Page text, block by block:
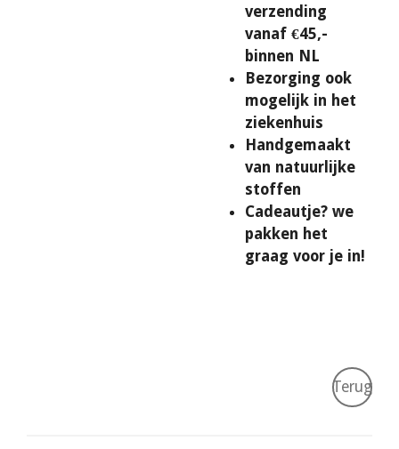
verzending
vanaf €45,-
binnen NL
Bezorging ook
mogelijk in het
ziekenhuis
Handgemaakt
van natuurlijke
stoffen
Cadeautje? we
pakken het
graag voor je in!
Terug